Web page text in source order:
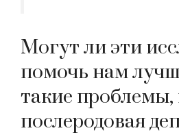
Могут ли эти
помочь нам
такие проблемы,
послеродовая